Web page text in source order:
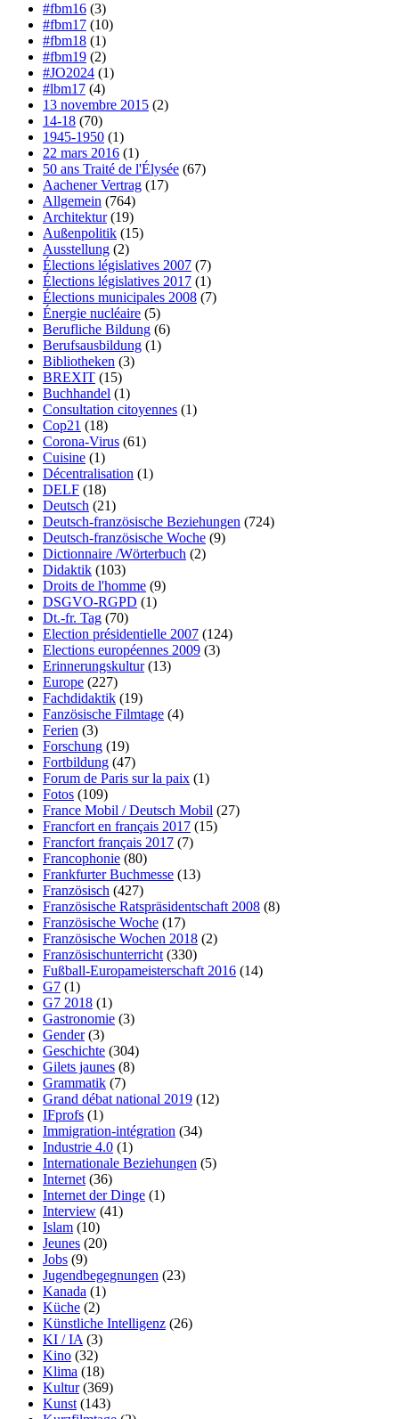
#fbm16 (3)
#fbm17 (10)
#fbm18 (1)
#fbm19 (2)
#JO2024 (1)
#lbm17 (4)
13 novembre 2015 (2)
14-18 (70)
1945-1950 (1)
22 mars 2016 (1)
50 ans Traité de l'Élysée (67)
Aachener Vertrag (17)
Allgemein (764)
Architektur(19)
Außenpolitik (15)
Ausstellung (2)
Élections législatives 2007 (7)
Élections législatives 2017 (1)
Élections municipales 2008 (7)
Énergie nucléaire (5)
Berufliche Bildung (6)
Berufsausbildung (1)
Bibliotheken (3)
BREXIT (15)
Buchhandel (1)
Consultation citoyennes (1)
Cop21 (18)
Corona-Virus (61)
Cuisine (1)
Décentralisation (1)
DELF (18)
Deutsch (21)
Deutsch-französische Beziehungen (724)
Deutsch-französische Woche (9)
Dictionnaire /Wörterbuch (2)
Didaktik (103)
Droits de l'homme (9)
DSGVO-RGPD (1)
Dt.-fr. Tag (70)
Election présidentielle 2007 (124)
Elections européennes 2009 (3)
Erinnerungskultur(13)
Europe (227)
Fachdidaktik (19)
Fanzösische Filmtage (4)
Ferien (3)
Forschung (19)
Fortbildung (47)
Forum de Paris sur la paix (1)
Fotos (109)
France Mobil / Deutsch Mobil (27)
Francfort en français 2017 (15)
Francfort français 2017 (7)
Francophonie (80)
Frankfurter Buchmesse (13)
Französisch (427)
Französische Ratspräsidentschaft 2008 (8)
Französische Woche (17)
Französische Wochen 2018 (2)
Französischunterricht(330)
Fußball-Europameisterschaft 2016 (14)
G7 (1)
G7 2018 (1)
Gastronomie (3)
Gender(3)
Geschichte (304)
Gilets jaunes (8)
Grammatik (7)
Grand débat national 2019 (12)
IFprofs (1)
Immigration-intégration (34)
Industrie 4.0 (1)
Internationale Beziehungen (5)
Internet(36)
Internet der Dinge (1)
Interview (41)
Islam (10)
Jeunes (20)
Jobs (9)
Jugendbegegnungen (23)
Kanada (1)
Küche (2)
Künstliche Intelligenz (26)
KI / IA(3)
Kino (32)
Klima (18)
Kultur(369)
Kunst(143)